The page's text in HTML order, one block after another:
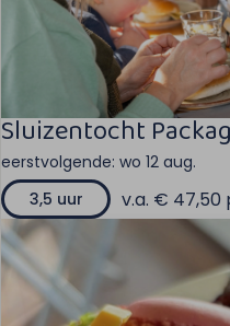
Sluizentocht
eerstvolgende: wo 12 aug.
3,5 uur
v.a. € 47,50